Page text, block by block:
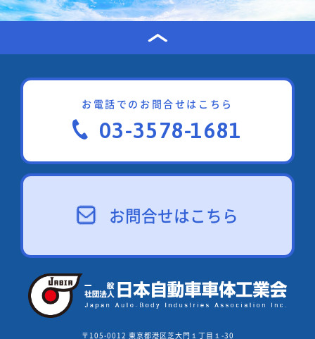
お電話でのお問合せはこちら
03-3578-1681
お問合せはこちら
〒105-0012 東京都港区芝大門１丁目１-30